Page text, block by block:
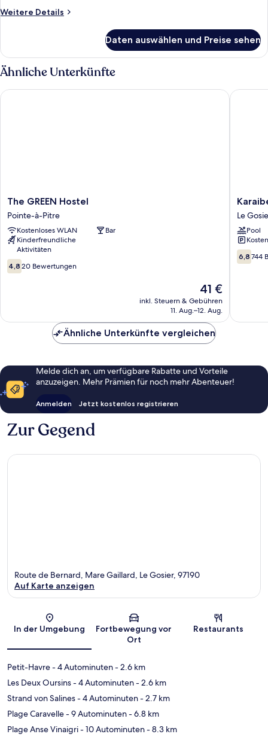
Weitere Details
Weitere
Doppelzimmer,
1 King-
Bett,
Nichtraucher,
Gartenblick
Daten auswählen und Preise sehen
Ähnliche Unterkünfte
The
GREEN
Hostel
Pointe-
à-
Pitre
The GREEN Hostel
Pointe-à-Pitre
Kostenloses WLAN
Bar
Kinderfreundliche
Aktivitäten
4.8
von
4,8 20 Bewertungen
Der
Preis
beträgt
41 €
inkl. Steuern & Gebühren
11. Aug.–12. Aug.
The GREEN Hostel
Karaibes
Hotel
Le
Gosier
Le
Pool
6.8
von
6,8 744
Ähnliche Unterkünfte vergleichen
Melde dich an, um verfügbare Rabatte und Vorteile
anzuzeigen. Mehr Prämien für noch mehr Abenteuer!
Anmelden Jetzt kostenlos registrieren
Zur Gegend
Karte
Route de Bernard, Mare Gaillard, Le Gosier, 97190
Auf Karte anzeigen
In der Umgebung
Fortbewegung vor
Ort
Restaurants
Petit-Havre- 4 Autominuten- 2.6 km
Les Deux Oursins- 4 Autominuten- 2.6 km
Strand von Salines- 4 Autominuten- 2.7 km
Plage Caravelle- 9 Autominuten- 6.8 km
Plage Anse Vinaigri- 10 Autominuten- 8.3 km